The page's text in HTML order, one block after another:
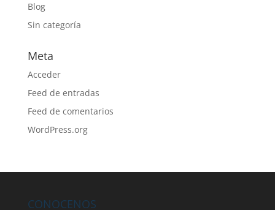
Blog
Sin categoría
Meta
Acceder
Feed de entradas
Feed de comentarios
WordPress.org
CONOCENOS